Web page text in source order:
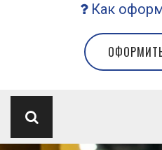
Как